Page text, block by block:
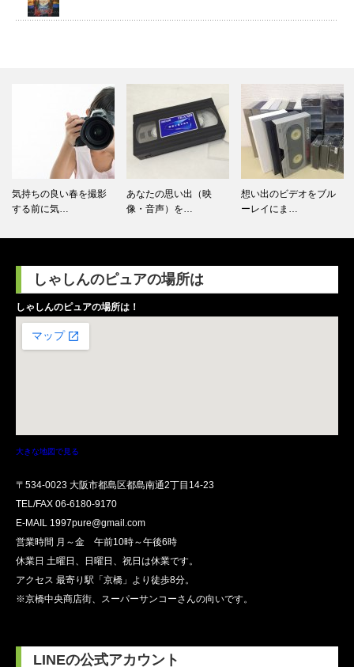
気持ちの良い春を撮影
する前に気…
あなたの思い出（映
像・音声）を…
想い出のビデオをブル
ーレイにま…
しゃしんのピュアの場所は
しゃしんのピュアの場所は！
大きな地図で見る
〒534-0023 大阪市都島区都島南通2丁目14-23
TEL/FAX 06-6180-9170
E-MAIL 1997pure@gmail.com
営業時間 月～金 午前10時～午後6時
休業日 土曜日、日曜日、祝日は休業です。
アクセス 最寄り駅「京橋」より徒歩8分。
※京橋中央商店街、スーパーサンコーさんの向いです。
LINEの公式アカウント